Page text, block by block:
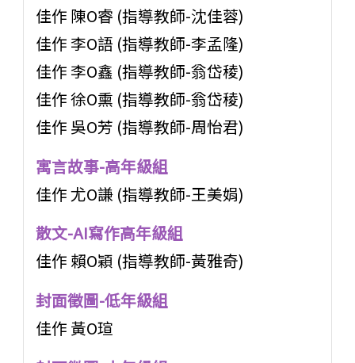
佳作 陳O睿 (指導教師-沈佳蓉)
佳作 李O語 (指導教師-李孟隆)
佳作 李O鑫 (指導教師-翁岱稜)
佳作 徐O熏 (指導教師-翁岱稜)
佳作 吳O芳 (指導教師-周怡君)
寓言故事-高年級組
佳作 尤O謙 (指導教師-王美娟)
散文-AI寫作高年級組
佳作 賴O穎 (指導教師-黃雅奇)
封面徵圖-低年級組
佳作 黃O瑄